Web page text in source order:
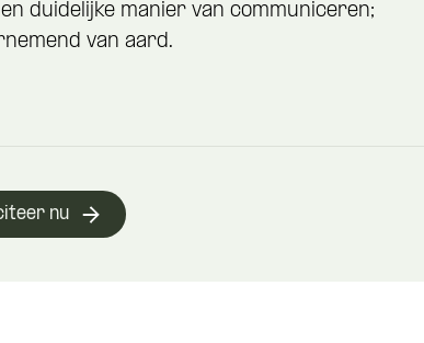
en duidelijke manier van communiceren;
van aard.
nu